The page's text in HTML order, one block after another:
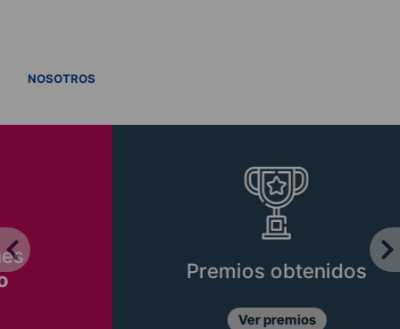
NOSOTROS
Premios obtenidos
Ver premios